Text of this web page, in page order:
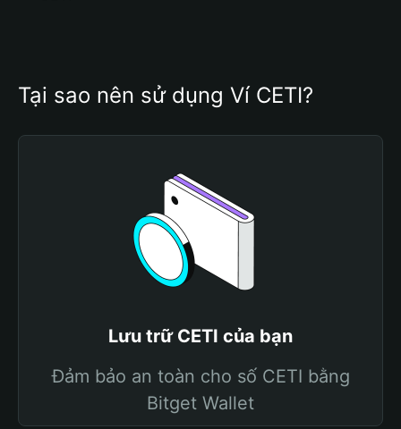
Tại sao nên sử dụng Ví CETI?
Lưu trữ CETI của bạn
Đảm bảo an toàn cho số CETI bằng
Bitget Wallet